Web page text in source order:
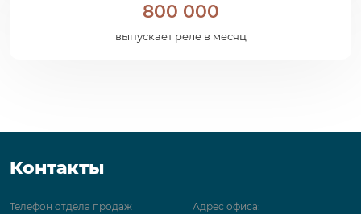
800 000
выпускает реле в месяц
Контакты
Телефон отдела продаж Адрес офиса: